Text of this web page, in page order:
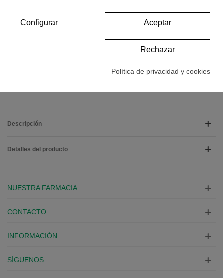
18,90 €
Descripción
Detalles del producto
NUESTRA FARMACIA
CONTACTO
INFORMACIÓN
SÍGUENOS
Aceptar
Rechazar
Configurar
Política de privacidad y cookies